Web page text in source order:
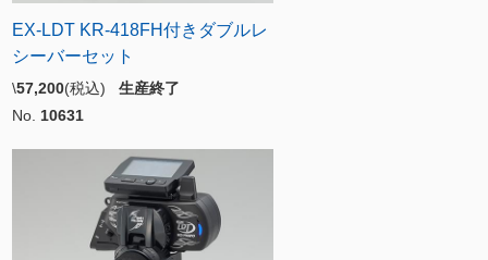
EX-LDT KR-418FH付きダブルレ
シーバーセット
\57,200(税込) 生産終了
No. 10631